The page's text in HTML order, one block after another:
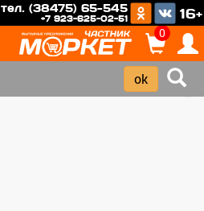
тел. (38475) 65-545
+7 923-625-02-51 16+
0
›